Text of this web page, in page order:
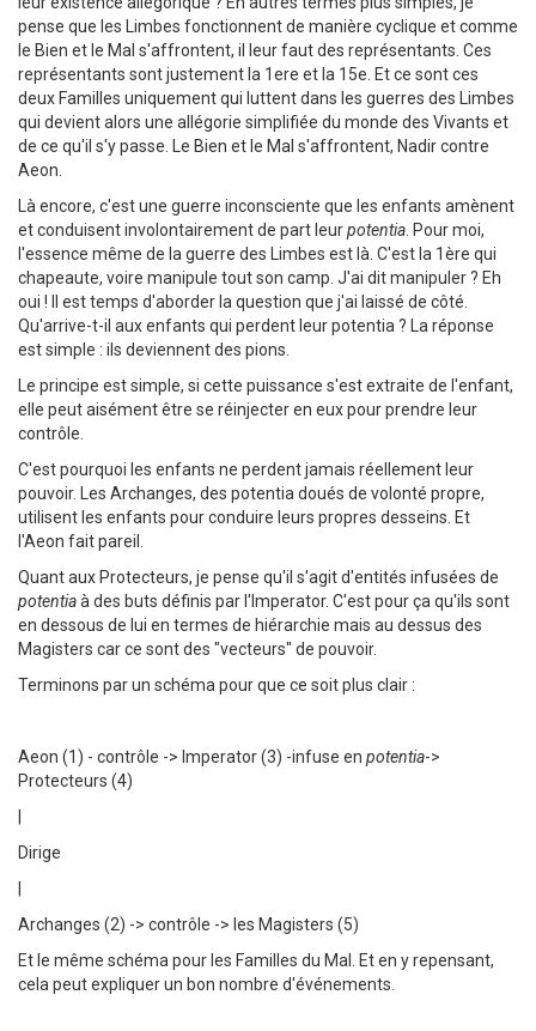
pense que les Limbes fonctionnent de manière cyclique et comme
le Bien et le Mal s'affrontent, il leur faut des représentants. Ces
représentants sont justement la 1ere et la 15e. Et ce sont ces
deux Familles uniquement qui luttent dans les guerres des Limbes
qui devient alors une allégorie simplifiée du monde des Vivants et
de ce qu'il s'y passe. Le Bien et le Mal s'affrontent, Nadir contre
Aeon.
Là encore, c'est une guerre inconsciente que les enfants amènent
et conduisent involontairement de part leurpotentia. Pour moi,
l'essence même de la guerre des Limbes est là. C'est la 1ère qui
chapeaute, voire manipule tout son camp. J'ai dit manipuler ? Eh
oui ! Il est temps d'aborder la question que j'ai laissé de côté.
Qu'arrive-t-il aux enfants qui perdent leur potentia ? La réponse
est simple : ils deviennent des pions.
Le principe est simple, si cette puissance s'est extraite de l'enfant,
elle peut aisément être se réinjecter en eux pour prendre leur
contrôle.
C'est pourquoi les enfants ne perdent jamais réellement leur
pouvoir. Les Archanges, des potentia doués de volonté propre,
utilisent les enfants pour conduire leurs propres desseins. Et
l'Aeon fait pareil.
Quant aux Protecteurs, je pense qu'il s'agit d'entités infusées de
potentiaà des buts définis par l'Imperator. C'est pour ça qu'ils sont
en dessous de lui en termes de hiérarchie mais au dessus des
Magisters car ce sont des "vecteurs" de pouvoir.
Terminons par un schéma pour que ce soit plus clair :
Aeon (1) - contrôle -> Imperator (3) -infuse en potentia->
Protecteurs (4)
Dirige
Archanges (2) -> contrôle -> les Magisters (5)
Et le même schéma pour les Familles du Mal. Et en y repensant,
cela peut expliquer un bon nombre d'événements.